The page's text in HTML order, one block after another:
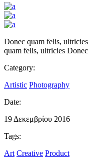
Donec quam felis,
quam felis, ultricies
Category:
Artistic Photography
Date:
19 Δεκεμβρίου 2016
Tags:
Art Creative Product